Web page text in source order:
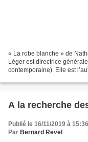
« La robe blanche » de
Léger est directrice
contemporaine). Elle est
A la recherche
Publié le 16/11/2019 à 15:36
Par Bernard Revel